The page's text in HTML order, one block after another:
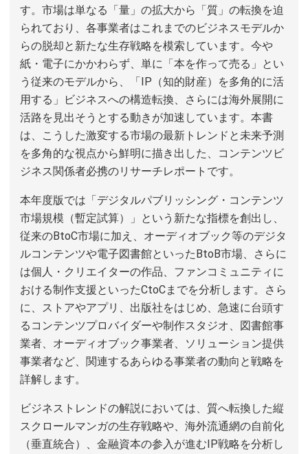
す。市場は単なる「量」の拡大から「質」の転換を迫
られており、各事業者はこれまでのビジネスモデルか
らの脱却と新たな生存戦略を模索しています。今や
紙・電子にかかわらず、単に「本を作って売る」とい
う従来のモデルから、「IP（知的財産）を多角的に活
用する」ビジネスへの構造転換、さらには海外展開に
活路を見出そうとする動きが加速しています。本書
は、こうした激変する市場の最新トレンドと未来予測
を多角的な視点から鮮明に描き出した、コンテンツビ
ジネス関係者必携のリサーチレポートです。
本年度版では「デジタルパブリッシング・コンテンツ
市場規模（暫定試算）」という新たな指標を創出し、
従来のBtoC市場に加え、オーディオブック等のデジタ
ルコンテンツや電子図書館といったBtoB市場、さらに
は個人・クリエイターの作品、ファンコミュニティに
おける制作支援といったCtoCまでを分析します。さら
に、ストアやアプリ、出版社をはじめ、急速に台頭す
るコンテンツプロバイダーや制作スタジオ、図書館事
業者、オーディオブック事業者、ソリューション提供
事業者など、関連するあらゆる事業者の動向と戦略を
詳解します。
ビジネストレンドの解説においては、質へ転換した縦
スクロールマンガの生存戦略や、海外流通網の自前化
（垂直統合）、金融資本の参入が進むIP戦略を分析し